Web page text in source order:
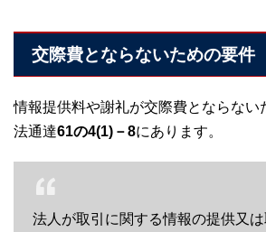
交際費とならないための要件
情報提供料や謝礼が交際費とならない
法通達61の4(1)－8にあります。
法人が取引に関する情報の提供又